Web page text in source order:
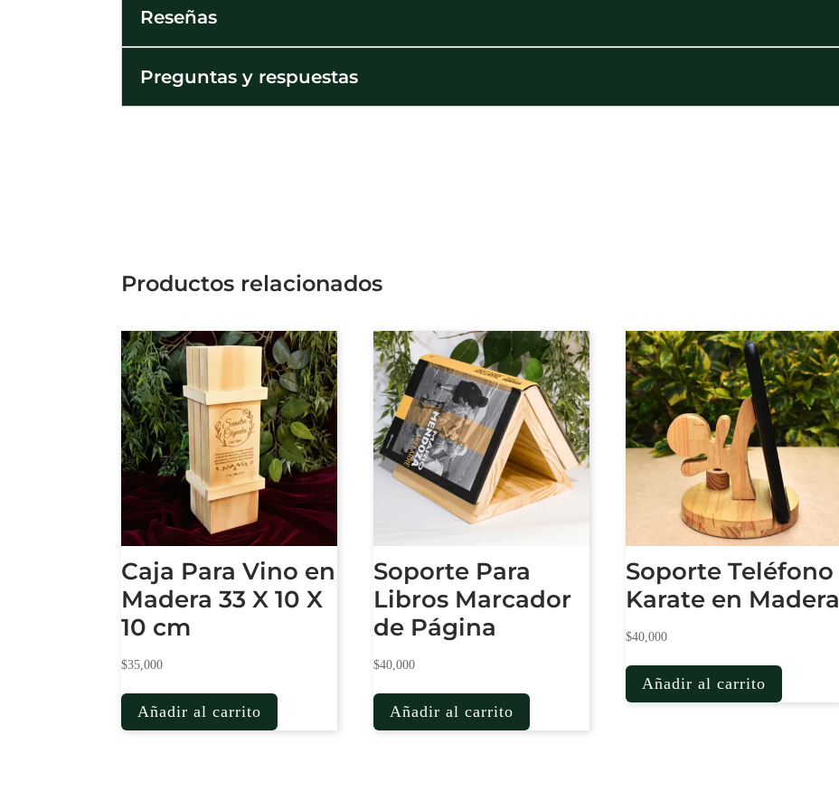
Reseñas
Preguntas y respuestas
Productos relacionados
Caja Para Vino en
Madera 33 X 10 X
10 cm
$35,000
Añadir al carrito
Soporte Para
Libros Marcador
de Página
$40,000
Añadir al carrito
Soporte Teléfono
Karate en Madera
$40,000
Añadir al carrito